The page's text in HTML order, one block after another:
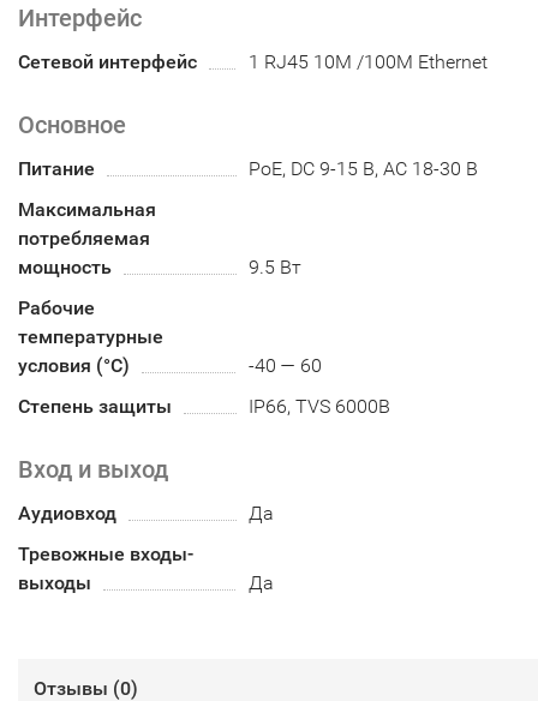
Интерфейс
Сетевой интерфейс 1 RJ45 10M /100M Ethernet
Основное
Питание
PoE, DC 9-15 В, АC 18-30 В
Максимальная
потребляемая
мощность
9.5 Вт
Рабочие
температурные
условия (°С)
-40 — 60
Степень защиты
IP66, TVS 6000В
Вход и выход
Аудиовход
Да
Тревожные входы-
выходы
Да
Отзывы (0)